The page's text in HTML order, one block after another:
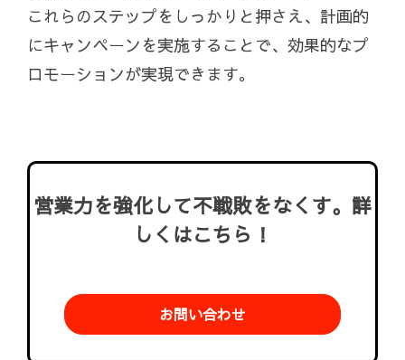
これらのステップをしっかりと押さえ、計画的
にキャンペーンを実施することで、効果的なプ
ロモーションが実現できます。
営業力を強化して不戦敗をなくす。詳
しくはこちら！
お問い合わせ